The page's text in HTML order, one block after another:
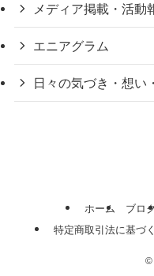
メディア掲載・活動
エニアグラム
日々の気づき・想い
ホーム ブロ
特定商取引法に基づ
©